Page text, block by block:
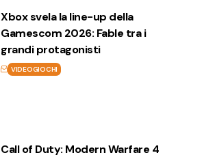
Xbox svela la line-up della
Gamescom 2026: Fable tra i
grandi protagonisti
VIDEOGIOCHI
Call of Duty: Modern Warfare 4